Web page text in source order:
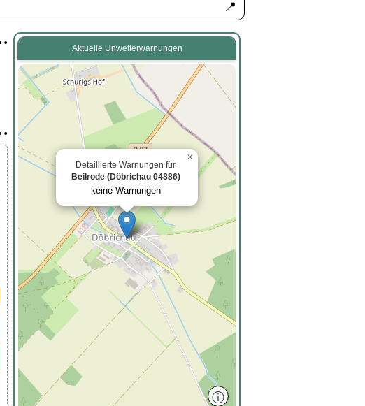
📍
Aktuelle Unwetterwarnungen
Detaillierte Warnungen für
Beilrode (Döbrichau 04886)
keine Warnungen
×
ⓘ